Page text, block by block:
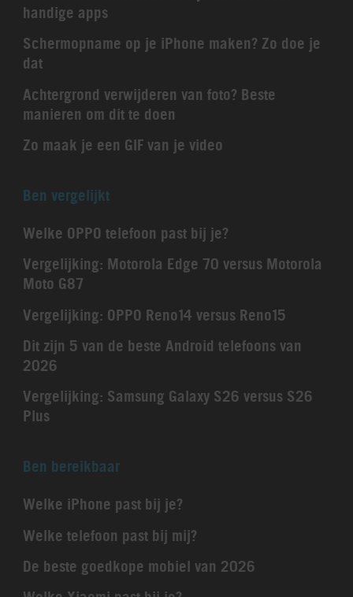
handige apps
Schermopname op je iPhone maken? Zo doe je
dat
Achtergrond verwijderen van foto? Beste
manieren om dit te doen
Zo maak je een GIF van je video
Ben vergelijkt
Welke OPPO telefoon past bij je?
Vergelijking: Motorola Edge 70 versus Motorola
Moto G87
Vergelijking: OPPO Reno14 versus Reno15
Dit zijn 5 van de beste Android telefoons van
2026
Vergelijking: Samsung Galaxy S26 versus S26
Plus
Ben bereikbaar
Welke iPhone past bij je?
Welke telefoon past bij mij?
De beste goedkope mobiel van 2026